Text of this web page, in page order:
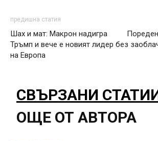
предишна статия
Шах и мат: Макрон надигра
Тръмп и вече е новият лидер
на Европа
без
СВЪРЗАНИ
ОЩЕ ОТ АВТОРА